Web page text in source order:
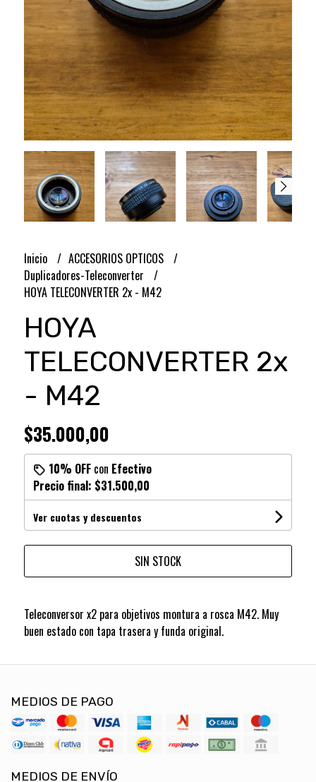
Inicio
ACCESORIOS OPTICOS
Duplicadores-Teleconverter
HOYA TELECONVERTER 2x - M42
HOYA
TELECONVERTER 2x
- M42
$35.000,00
10% OFFcon Efectivo
Precio final: $31.500,00
Ver cuotas y descuentos
SIN STOCK
Teleconversor x2 para objetivos montura a rosca M42. Muy
buen estado con tapa trasera y funda original.
MEDIOS DE PAGO
MEDIOS DE ENVÍO